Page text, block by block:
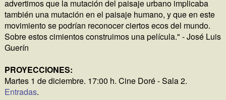
advertimos que la mutación del paisaje urbano implicaba
también una mutación en el paisaje humano, y que en este
movimiento se podrían reconocer ciertos ecos del mundo.
Sobre estos cimientos construimos una película." - José Luis
Guerín
PROYECCIONES:
Martes 1 de diciembre. 17:00 h. Cine Doré - Sala 2.
Entradas.